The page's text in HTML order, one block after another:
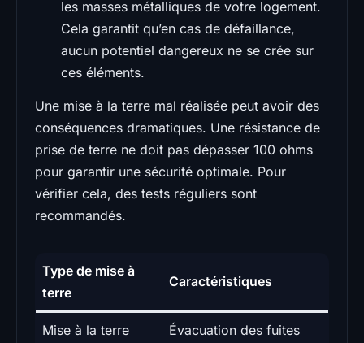
les masses métalliques de votre logement.
Cela garantit qu’en cas de défaillance,
aucun potentiel dangereux ne se crée sur
ces éléments.
Une mise à la terre mal réalisée peut avoir des
conséquences dramatiques. Une résistance de
prise de terre ne doit pas dépasser 100 ohms
pour garantir une sécurité optimale. Pour
vérifier cela, des tests réguliers sont
recommandés.
Type de mise à
terre
Caractéristiques
Mise à la terre
Évacuation des fuites